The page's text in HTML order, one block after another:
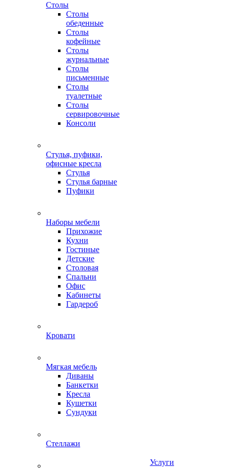
Столы
Столы
обеденные
Столы
кофейные
Столы
журнальные
Столы
письменные
Столы
туалетные
Столы
сервировочные
Консоли
Стулья, пуфики,
офисные кресла
Стулья
Стулья барные
Пуфики
Наборы мебели
Прихожие
Кухни
Гостиные
Детские
Столовая
Спальни
Офис
Кабинеты
Гардероб
Кровати
Мягкая мебель
Диваны
Банкетки
Кресла
Кушетки
Сундуки
Стеллажи
Услуги